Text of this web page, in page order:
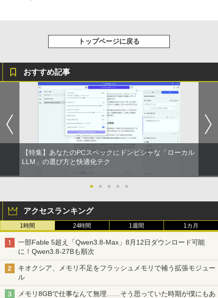
トップページに戻る
おすすめ記事
【特集】あなたのPCスペックにドンピシャな「ローカル
LLM」の選び方と快適化テク
● ● ● ● ●
アクセスランキング
1時間 24時間 1週間 1カ月
一部Fable 5超え「Qwen3.8-Max」8月12日ダウンロード可能
に！Qwen3.8-27Bも順次
キオクシア、メモリ不足をフラッシュメモリで補う拡張モジュー
ル
メモリ8GBで仕事なんて無理……そう思っていた時期が僕にもあ